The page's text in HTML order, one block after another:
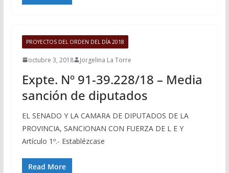
PROYECTOS DEL ORDEN DEL DÍA 2018
octubre 3, 2018 Jorgelina La Torre
Expte. Nº 91-39.228/18 – Media
sanción de diputados
EL SENADO Y LA CAMARA DE DIPUTADOS DE LA
PROVINCIA, SANCIONAN CON FUERZA DE L E Y
Artículo 1º.- Establézcase
Read More